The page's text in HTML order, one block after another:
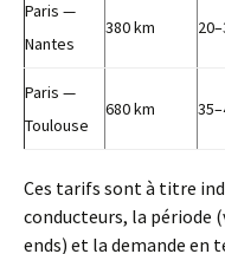
Paris —
Nantes
380 km
Paris —
Toulouse
680 km
Ces tarifs sont à titre
conducteurs, la période
ends) et la demande en